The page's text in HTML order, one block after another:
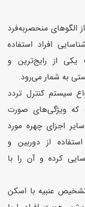
الگوهای منحصربه‌فرد
افراد استفاده
از رایج‌ترین و
به شمار می‌رود.
سیستم کنترل تردد
که ویژگی‌های صورت
اجزای چهره مورد
از دوربین و
کرده و آن را با
عنبیه با اسکن